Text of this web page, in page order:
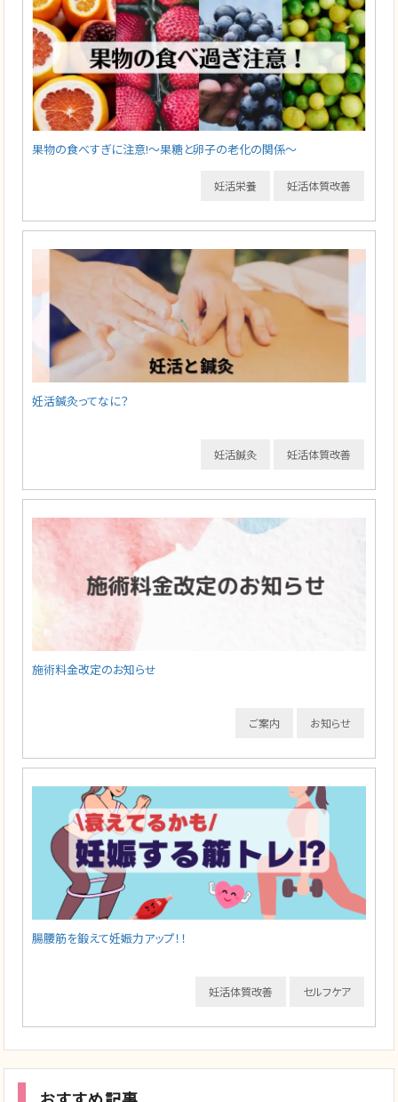
果物の食べすぎに注意!～果糖と卵子の老化の関係～
妊活体質改善
妊活栄養
妊活鍼灸ってなに？
妊活体質改善
妊活鍼灸
施術料金改定のお知らせ
お知らせ
ご案内
腸腰筋を鍛えて妊娠力アップ！！
セルフケア
妊活体質改善